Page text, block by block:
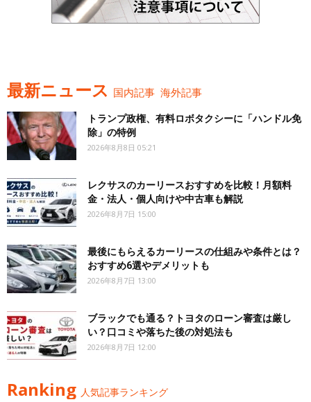
最新ニュース 国内記事 海外記事
トランプ政権、有料ロボタクシーに「ハンドル免
除」の特例
2026年8月8日 05:21
レクサスのカーリースおすすめを比較！月額料
金・法人・個人向けや中古車も解説
2026年8月7日 15:00
最後にもらえるカーリースの仕組みや条件とは？
おすすめ6選やデメリットも
2026年8月7日 13:00
ブラックでも通る？トヨタのローン審査は厳し
い？口コミや落ちた後の対処法も
2026年8月7日 12:00
Ranking 人気記事ランキング